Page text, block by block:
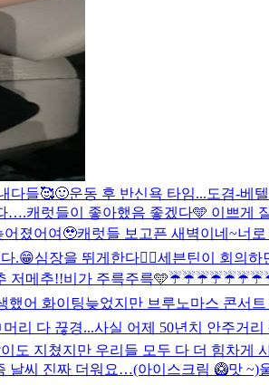
다들🥰🙂운동 후 반신욕 타임...도겸-베
….캐럿들이 좋아했음 좋겠다🩵 이쁘게
어졌어여🥹캐럿들 보고픈 새벽이네~너
.😁심장을 뛰게한다❤️‍🔥세븐틴이 회의하
저메추!!비가 주륵주륵🩵
했어 화이팅늦었지만 브루노마스 콘서
머리 다 끊경...사실 어제 50년치 안주거리
도 지쳤지만 우리들 모두 다 더 힘차게
날씨 진짜 더워요…(아이스크림 🥝맛 ~)